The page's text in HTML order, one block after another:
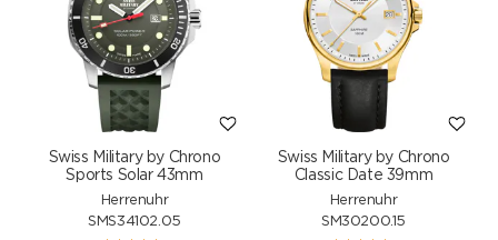
Swiss Military by Chrono
Sports Solar 43mm
Herrenuhr
SMS34102.05
Swiss Military by Chrono
Classic Date 39mm
Herrenuhr
SM30200.15